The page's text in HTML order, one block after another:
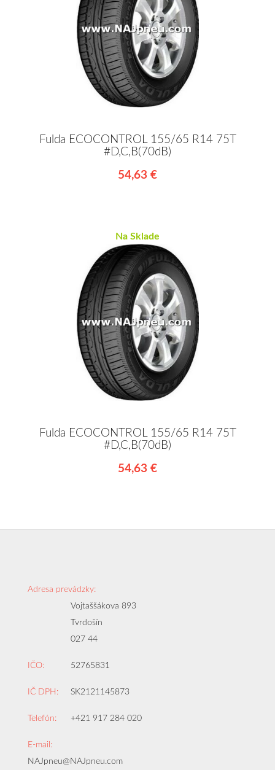
Fulda ECOCONTROL 155/65 R14 75T
#D,C,B(70dB)
54,63 €
Na Sklade
Fulda ECOCONTROL 155/65 R14 75T
#D,C,B(70dB)
54,63 €
Adresa prevádzky:
Vojtaššákova 893
Tvrdošín
027 44
IČO: 52765831
IČ DPH: SK2121145873
Telefón: +421 917 284 020
E-mail:
NAJpneu@NAJpneu.com